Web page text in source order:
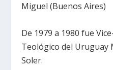
Miguel (Buenos Aires)
De 1979 a 1980 fue
Teológico del
Soler.